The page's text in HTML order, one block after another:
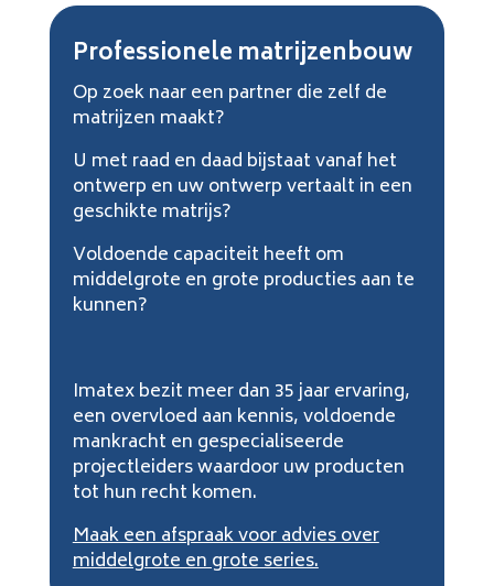
Professionele matrijzenbouw
Op zoek naar een partner die zelf de
matrijzen maakt?
U met raad en daad bijstaat vanaf het
ontwerp en uw ontwerp vertaalt in een
geschikte matrijs?
Voldoende capaciteit heeft om
middelgrote en grote producties aan te
kunnen?
Imatex bezit meer dan 35 jaar ervaring,
een overvloed aan kennis, voldoende
mankracht en gespecialiseerde
projectleiders waardoor uw producten
tot hun recht komen.
Maak een afspraak voor advies over
middelgrote en grote series.